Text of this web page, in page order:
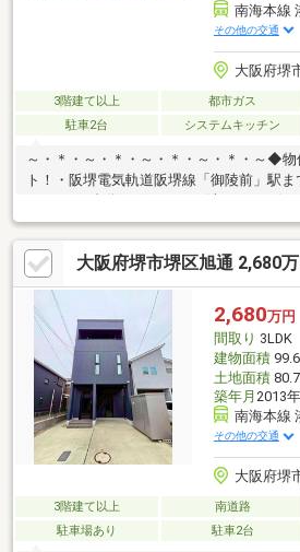
南海本線
その他の交通
大阪府堺
3階建て以上 都市ガス
駐車2台
システムキッチン
～・＊・～・＊・～・＊・～・＊・～◆物
ト！・阪堺電気軌道阪堺線「御陵前」駅ま
ペースが2台分ございます！(車種による)
す。・南西向き/前面道路約5.4ｍ。 陽当
♪・ゆとりある部屋数の3LDK！≪周辺環
歩10分・陵西中学校…徒歩7分・ファミリ
パー玉出…徒歩11分・清恵会病院…徒歩9
【東証スタンダード上場企業】です。「見
OK！不動産購入や住宅ローンなどお気軽
大阪府堺市堺区旭通 2,680
2,680万円
間取り 3LDK
建物面積
土地面積
築年月 2013
南海本線
その他の交通
大阪府堺
3階建て以上 南道路
駐車場あり
駐車2台